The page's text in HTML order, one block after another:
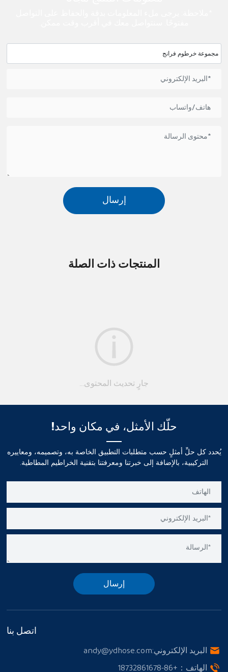
مجموعة خرطوم فرانج
إرسال
المنتجات ذات الصلة
جارٍ تحديث المحتوى...
حلّك الأمثل، في مكان واحد!
يُحدد كل حلٍّ أمثلٍ حسب متطلبات التطبيق الخاصة به، وتصميمه، ومعاييره
التركيبية، بالإضافة إلى خبرتنا ومعرفتنا بتقنية الخراطيم المطاطية.
إرسال
اتصل بنا
البريد الإلكتروني:andy@ydhose.com
الهاتف： +86-18732861678